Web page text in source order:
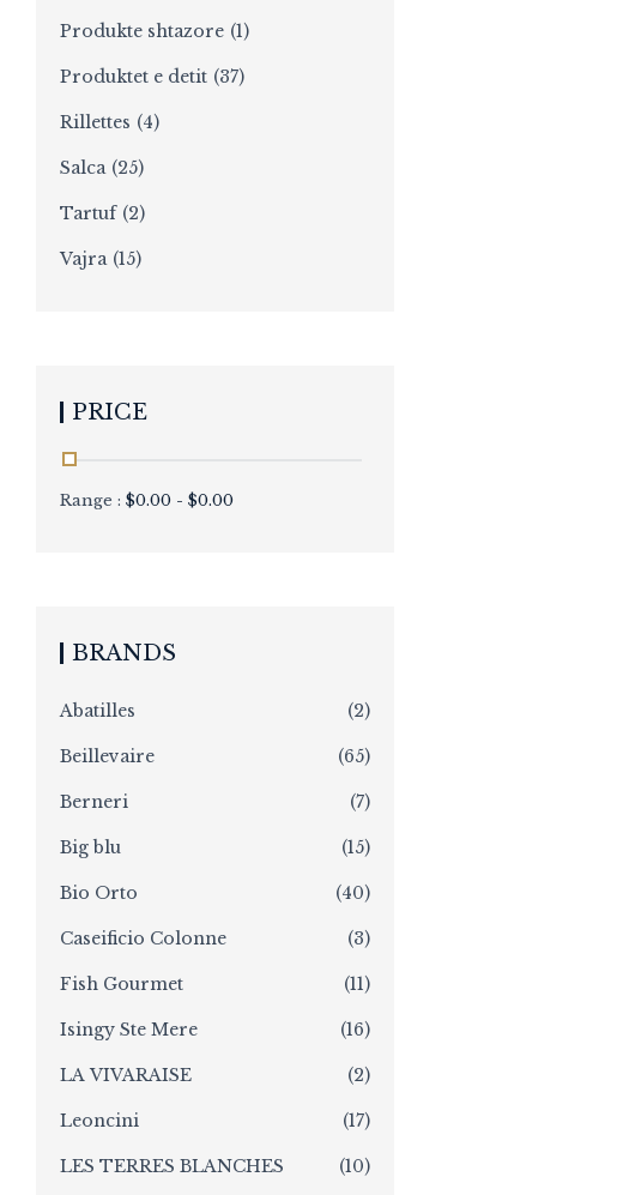
Produkte shtazore (1)
Produktet e detit (37)
Rillettes (4)
Salca (25)
Tartuf (2)
Vajra (15)
PRICE
Range : $0.00 - $0.00
BRANDS
Abatilles (2)
Beillevaire (65)
Berneri (7)
Big blu (15)
Bio Orto (40)
Caseificio Colonne (3)
Fish Gourmet (11)
Isingy Ste Mere (16)
LA VIVARAISE (2)
Leoncini (17)
LES TERRES BLANCHES (10)